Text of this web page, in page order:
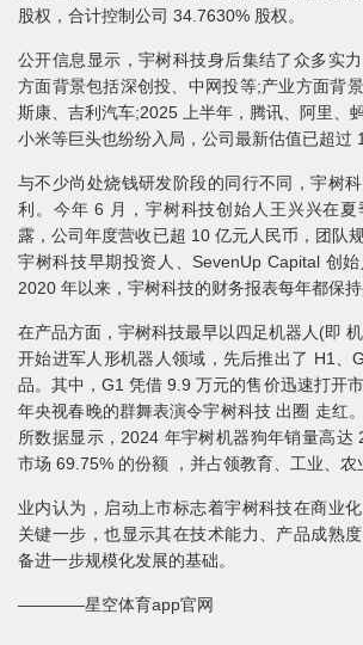
股权，合计控制公司 34.7630% 股权。
公开信息显示，宇树科技身后集结了众多实
方面背景包括深创投、中网投等;产业方面背
斯康、吉利汽车;2025 上半年，腾讯、阿里、
小米等巨头也纷纷入局，公司最新估值已超过
与不少尚处烧钱研发阶段的同行不同，宇树
利。今年 6 月，宇树科技创始人王兴兴在
露，公司年度营收已超 10 亿元人民币，团队
宇树科技早期投资人、SevenUp Capital 创
2020 年以来，宇树科技的财务报表每年都保持
在产品方面，宇树科技最早以四足机器人(即
开始进军人形机器人领域，先后推出了 H1、
品。其中，G1 凭借 9.9 万元的售价迅速打开
年央视春晚的群舞表演令宇树科技 出圈 走红
所数据显示，2024 年宇树机器狗年销量高达
市场 69.75% 的份额 ，并占领教育、工业、农
业内认为，启动上市标志着宇树科技在商业
关键一步，也显示其在技术能力、产品成熟
备进一步规模化发展的基础。
————星空体育app官网